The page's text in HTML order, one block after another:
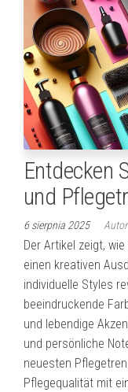
Entdecken
und
6 sierpnia 2025 Autor
Der Artikel zeigt,
einen kreativen
individuelle Styles
beeindruckende
und lebendige
und persönliche
neuesten
Pflegequalität mit